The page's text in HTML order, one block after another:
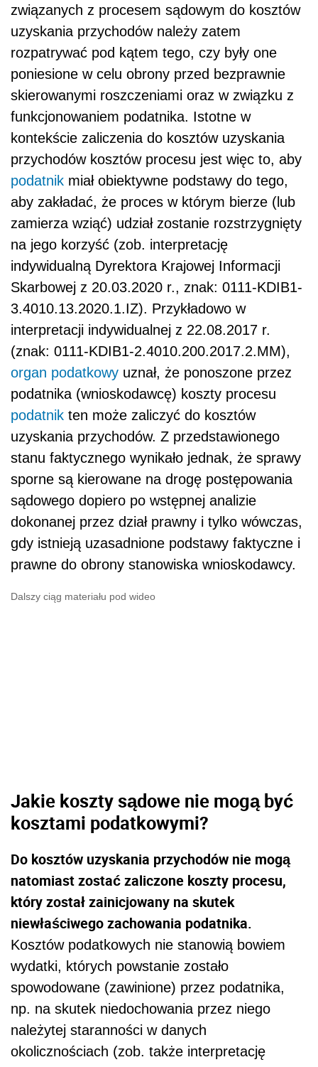
związanych z procesem sądowym do kosztów
uzyskania przychodów należy zatem
rozpatrywać pod kątem tego, czy były one
poniesione w celu obrony przed bezprawnie
skierowanymi roszczeniami oraz w związku z
funkcjonowaniem podatnika. Istotne w
kontekście zaliczenia do kosztów uzyskania
przychodów kosztów procesu jest więc to, aby
podatnik miał obiektywne podstawy do tego,
aby zakładać, że proces w którym bierze (lub
zamierza wziąć) udział zostanie rozstrzygnięty
na jego korzyść (zob. interpretację
indywidualną Dyrektora Krajowej Informacji
Skarbowej z 20.03.2020 r., znak: 0111-KDIB1-
3.4010.13.2020.1.IZ). Przykładowo w
interpretacji indywidualnej z 22.08.2017 r.
(znak: 0111-KDIB1-2.4010.200.2017.2.MM),
organ podatkowy uznał, że ponoszone przez
podatnika (wnioskodawcę) koszty procesu
podatnik ten może zaliczyć do kosztów
uzyskania przychodów. Z przedstawionego
stanu faktycznego wynikało jednak, że sprawy
sporne są kierowane na drogę postępowania
sądowego dopiero po wstępnej analizie
dokonanej przez dział prawny i tylko wówczas,
gdy istnieją uzasadnione podstawy faktyczne i
prawne do obrony stanowiska wnioskodawcy.
Dalszy ciąg materiału pod wideo
Jakie koszty sądowe nie mogą być
kosztami podatkowymi?
Do kosztów uzyskania przychodów nie mogą
natomiast zostać zaliczone koszty procesu,
który został zainicjowany na skutek
niewłaściwego zachowania podatnika.
Kosztów podatkowych nie stanowią bowiem
wydatki, których powstanie zostało
spowodowane (zawinione) przez podatnika,
np. na skutek niedochowania przez niego
należytej staranności w danych
okolicznościach (zob. także interpretację